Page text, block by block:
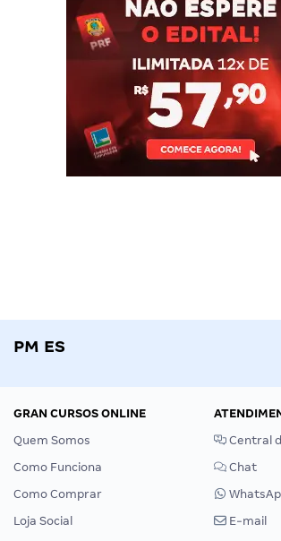
PM ES
GRAN CURSOS ONLINE
Quem Somos
Como Funciona
Como Comprar
Loja Social
Central
Chat
E-mail